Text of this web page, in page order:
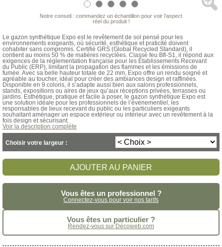
Notre conseil : commandez un échantillon pour voir l’aspect
réel du produit !
Le gazon synthétique Expo est le revêtement de sol pensé pour les
environnements exigeants, où sécurité, esthétique et praticité doivent
cohabiter sans compromis. Certifié GRS (Global Recycled Standard), il
contient au moins 50 % de matières recyclées. Classé feu Bfl-S1, il répond aux
exigences de la réglementation française pour les Établissements Recevant
du Public (ERP), limitant la propagation des flammes et les émissions de
fumée. Avec sa belle hauteur totale de 22 mm, Expo offre un rendu soigné et
agréable au toucher, idéal pour créer des ambiances design et raffinées.
Disponible en 9 coloris, il s’adapte aussi bien aux salons professionnels,
stands, expositions ou aires de jeux qu’aux réceptions privées, terrasses ou
jardins. Esthétique, pratique et facile à poser, le gazon synthétique Expo est
une solution idéale pour les professionnels de l’événementiel, les
responsables de lieux recevant du public ou les particuliers exigeants
souhaitant aménager un espace extérieur ou intérieur avec un revêtement à la
fois design et sécurisant.
Voir la description complète
Choisir votre largeur :
AJOUTER AU PANIER
Vous êtes un professionnel ?
Connectez-vous pour voir nos tarifs
Vous êtes un particulier ?
Rendez-vous sur Décoweb.com